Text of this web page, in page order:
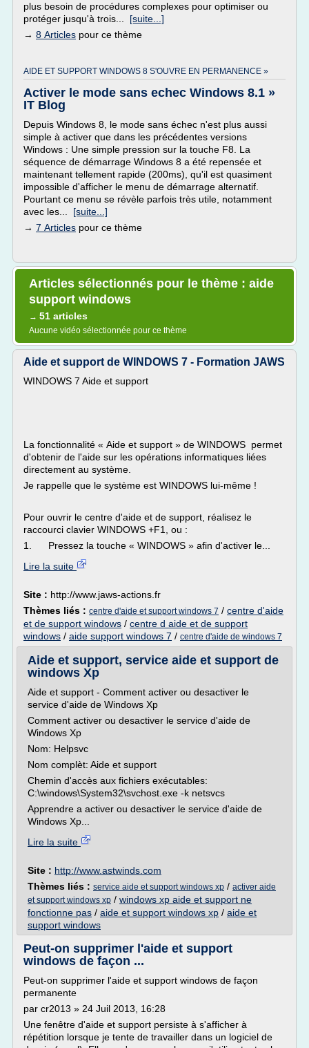
plus besoin de procédures complexes pour optimiser ou
protéger jusqu'à trois... [suite...]
→ 8 Articles pour ce thème
AIDE ET SUPPORT WINDOWS 8 S'OUVRE EN PERMANENCE »
Activer le mode sans echec Windows 8.1 »
IT Blog
Depuis Windows 8, le mode sans échec n'est plus aussi
simple à activer que dans les précédentes versions
Windows : Une simple pression sur la touche F8. La
séquence de démarrage Windows 8 a été repensée et
maintenant tellement rapide (200ms), qu'il est quasiment
impossible d'afficher le menu de démarrage alternatif.
Pourtant ce menu se révèle parfois très utile, notamment
avec les... [suite...]
→ 7 Articles pour ce thème
Articles sélectionnés pour le thème : aide
support windows
→ 51 articles
Aucune vidéo sélectionnée pour ce thème
Aide et support de WINDOWS 7 - Formation JAWS
WINDOWS 7 Aide et support
La fonctionnalité « Aide et support » de WINDOWS permet
d'obtenir de l'aide sur les opérations informatiques liées
directement au système.
Je rappelle que le système est WINDOWS lui-même !
Pour ouvrir le centre d'aide et de support, réalisez le
raccourci clavier WINDOWS +F1, ou :
1. Pressez la touche « WINDOWS » afin d'activer le...
Lire la suite
Site : http://www.jaws-actions.fr
Thèmes liés : centre d'aide et support windows 7 / centre d'aide
et de support windows / centre d aide et de support
windows / aide support windows 7 / centre d'aide de windows 7
Aide et support, service aide et support de
windows Xp
Aide et support - Comment activer ou desactiver le
service d'aide de Windows Xp
Comment activer ou desactiver le service d'aide de
Windows Xp
Nom: Helpsvc
Nom complèt: Aide et support
Chemin d'accès aux fichiers exécutables:
C:\windows\System32\svchost.exe -k netsvcs
Apprendre a activer ou desactiver le service d'aide de
Windows Xp...
Lire la suite
Site : http://www.astwinds.com
Thèmes liés : service aide et support windows xp / activer aide
et support windows xp / windows xp aide et support ne
fonctionne pas / aide et support windows xp / aide et
support windows
Peut-on supprimer l'aide et support
windows de façon ...
Peut-on supprimer l'aide et support windows de façon
permanente
par cr2013 » 24 Juil 2013, 16:28
Une fenêtre d'aide et support persiste à s'afficher à
répétition lorsque je tente de travailler dans un logiciel de